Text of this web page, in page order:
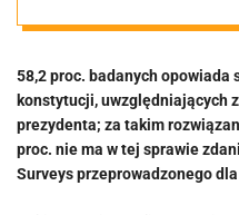
w
Za
jedna
58,2 proc. badanych opowiada
konstytucji, uwzględniających
prezydenta; za takim
proc. nie ma w tej sprawie
Surveys przeprowadzonego